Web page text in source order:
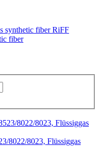
RiFF
fiber
8022/8023, Flüssiggas